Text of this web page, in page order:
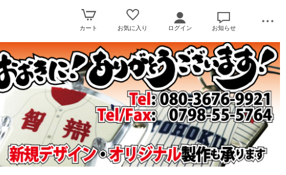
カート お気に入り ログイン お知らせ